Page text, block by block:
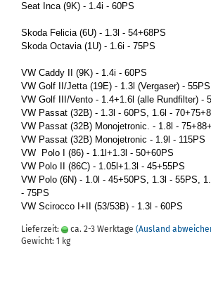
Seat Inca (9K) - 1.4i - 60PS
Skoda Fe­li­cia (6U) - 1.3l - 54+68PS
Skoda Oc­ta­via (1U) - 1.6i - 75PS
VW Caddy II (9K) - 1.4i - 60PS
VW Golf II/Jetta (19E) - 1.3l (Ver­ga­ser) - 55PS
VW Golf III/Vento - 1.4+1.6l (alle Rund­fil­ter) -
VW Pas­sat (32B) - 1.3l - 60PS, 1.6l -
VW Pas­sat (32B) Mo­no­je­tro­nic. - 1.8l -
VW Pas­sat (32B) Mo­no­je­tro­nic - 1.9l - 115PS
VW Polo I (86) - 1.1l+1.3l - 50+60PS
VW Polo II (86C) - 1.05l+1.3l - 45+55PS
VW Polo (6N) - 1.0l - 45+50PS, 1.3l - 55PS,
- 75PS
VW Sci­roc­co I+II (53/53B) - 1.3l - 60PS
Lieferzeit: ca. 2-3 Werktage (Ausland
Gewicht: 1 kg